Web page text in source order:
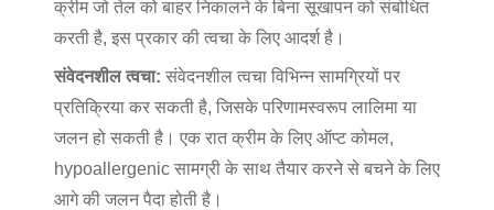
क्रीम जो तेल को बाहर निकालने के बिना सूखापन को संबोधित
करती है, इस प्रकार की त्वचा के लिए आदर्श है।
संवेदनशील त्वचा: संवेदनशील त्वचा विभिन्न सामग्रियों पर
प्रतिक्रिया कर सकती है, जिसके परिणामस्वरूप लालिमा या
जलन हो सकती है। एक रात क्रीम के लिए ऑप्ट कोमल,
hypoallergenic सामग्री के साथ तैयार करने से बचने के लिए
आगे की जलन पैदा होती है।